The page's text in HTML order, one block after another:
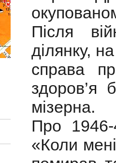
Після
ділянку,
справа
здоров’я
мізерна.
Про
«Коли